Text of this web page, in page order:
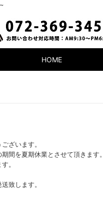
HOME
ざいます。
間を夏期休業とさせて頂きます。
。
致します。